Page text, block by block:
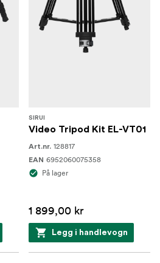
SIRUI
Video Tripod Kit EL-VT01
Art.nr. 128817
EAN 6952060075358
På lager
1 899,00 kr
Legg i handlevogn